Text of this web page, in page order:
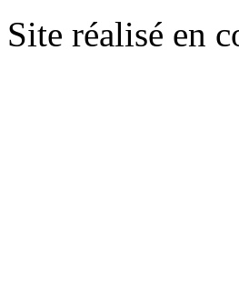
Site réalisé en